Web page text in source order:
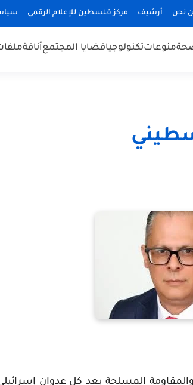
نحن أرشيف مركز فلسطين للإعلام الرقمي
منوعاتتكنولوجياقضايا المجتمعأناقة
المسلحة بعد كل عدوان